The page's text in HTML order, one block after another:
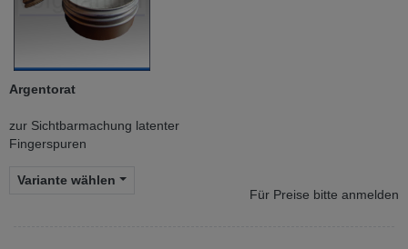
Argentorat
zur Sichtbarmachung latenter
Fingerspuren
Variante wählen
Für Preise bitte anmelden